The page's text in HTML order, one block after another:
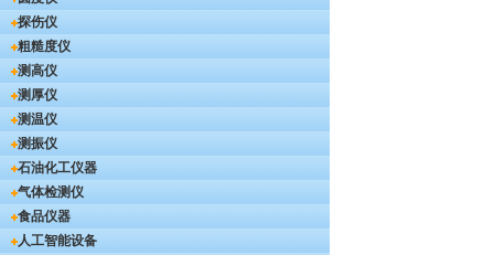
探伤仪
粗糙度仪
测高仪
测厚仪
测温仪
测振仪
石油化工仪器
气体检测仪
食品仪器
人工智能设备